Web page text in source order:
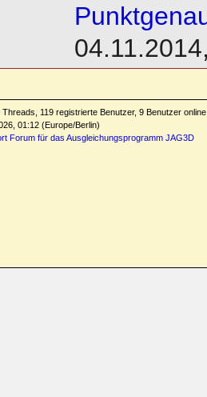
Threads, 119 registrierte Benutzer, 9 Benutzer
01:12 (Europe/Berlin)
Forum für das Ausgleichungsprogramm JAG3D